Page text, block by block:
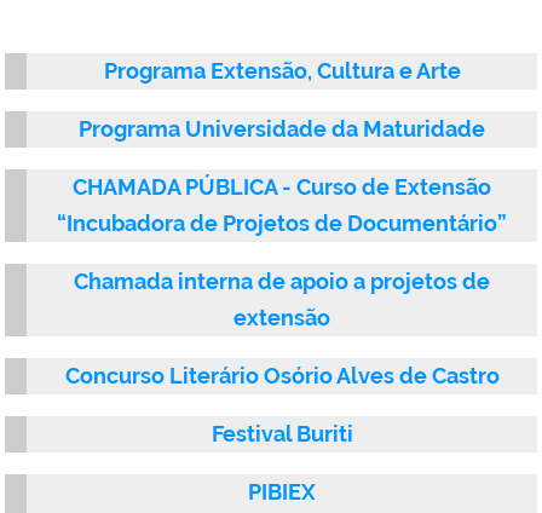
Programa Extensão, Cultura e Arte
Programa Universidade da Maturidade
CHAMADA PÚBLICA - Curso de Extensão
“Incubadora de Projetos de Documentário”
Chamada interna de apoio a projetos de
extensão
Concurso Literário Osório Alves de Castro
Festival Buriti
PIBIEX